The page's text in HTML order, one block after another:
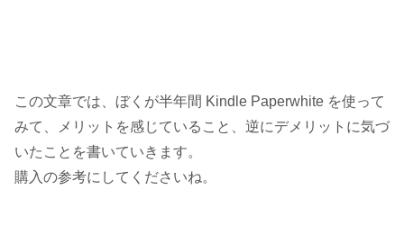
この文章では、ぼくが半年間 Kindle Paperwhite を使って
みて、メリットを感じていること、逆にデメリットに気づ
いたことを書いていきます。
購入の参考にしてくださいね。